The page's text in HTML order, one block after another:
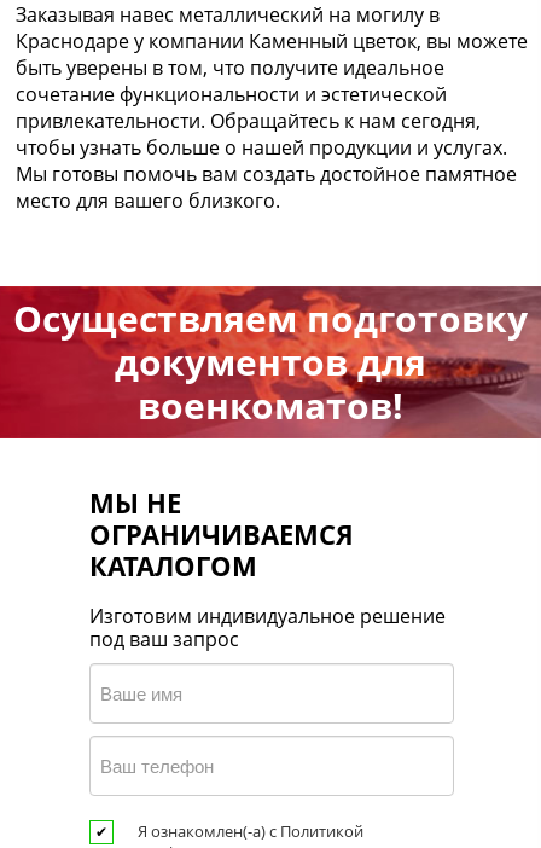
Заказывая навес металлический на могилу в
Краснодаре у компании Каменный цветок, вы можете
быть уверены в том, что получите идеальное
сочетание функциональности и эстетической
привлекательности. Обращайтесь к нам сегодня,
чтобы узнать больше о нашей продукции и услугах.
Мы готовы помочь вам создать достойное памятное
место для вашего близкого.
Осуществляем подготовку
документов для
военкоматов!
МЫ НЕ
ОГРАНИЧИВАЕМСЯ
КАТАЛОГОМ
Изготовим индивидуальное решение
под ваш запрос
Я ознакомлен(-а) с Политикой